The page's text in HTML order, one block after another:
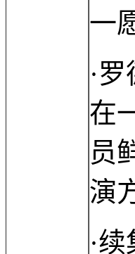
一
·
在
员
演
·